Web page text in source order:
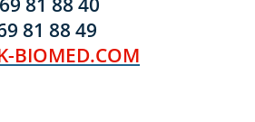
81 88 49
BIOMED.COM